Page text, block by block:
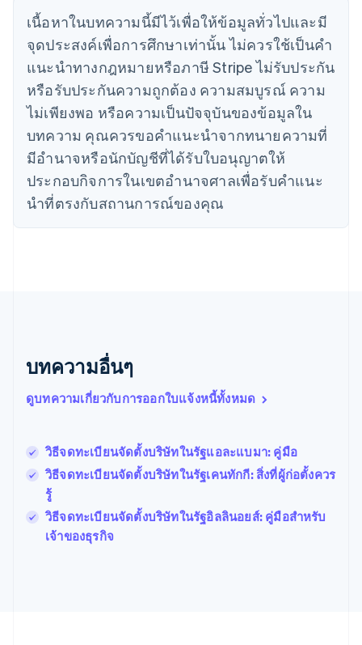
เนื้อหาในบทความนี้มีไว้เพื่อให้ข้อมูลทั่วไปและมี
จุดประสงค์เพื่อการศึกษาเท่านั้น ไม่ควรใช้เป็นคํา
แนะนําทางกฎหมายหรือภาษี Stripe ไม่รับประกัน
หรือรับประกันความถูกต้อง ความสมบูรณ์ ความ
ไม่เพียงพอ หรือความเป็นปัจจุบันของข้อมูลใน
บทความ คุณควรขอคําแนะนําจากทนายความที่
มีอํานาจหรือนักบัญชีที่ได้รับใบอนุญาตให้
ประกอบกิจการในเขตอํานาจศาลเพื่อรับคําแนะ
นําที่ตรงกับสถานการณ์ของคุณ
บทความอื่นๆ
ดูบทความเกี่ยวกับการออกใบแจ้งหนี้ทั้งหมด
วิธีจดทะเบียนจัดตั้งบริษัทในรัฐแอละแบมา: คู่มือ
วิธีจดทะเบียนจัดตั้งบริษัทในรัฐเคนทักกี: สิ่งที่ผู้ก่อตั้งควร
รู้
วิธีจดทะเบียนจัดตั้งบริษัทในรัฐอิลลินอยส์: คู่มือสำหรับ
เจ้าของธุรกิจ
简体中文English
ไซปรัส
English
ญี่ปุ่น
日本語 English
เดนมาร์ก
English
ไทย
English
นอร์เวย์
English
นิวซีแลนด์
เนเธอร์แลนด์
Français
โปรตุเกส
โปแลนด์
FrançaisEnglish
ฟินแลนด์
EnglishSvenska
มอลตา
English
มาเลเซีย
简体中文